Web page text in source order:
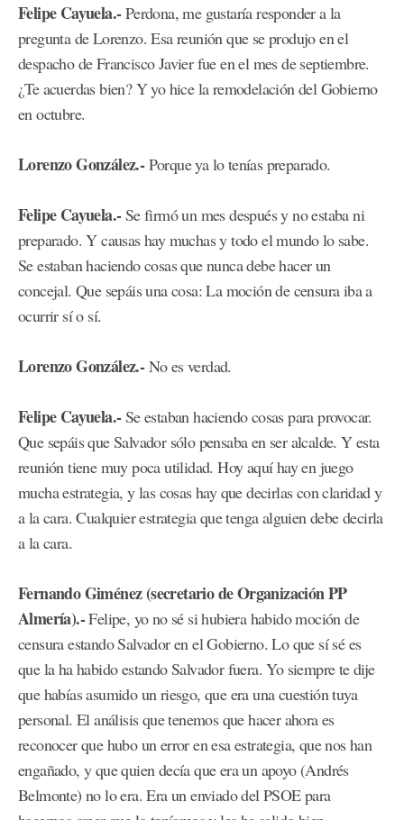
Felipe Cayuela.-Perdona, me gustaría responder a la
pregunta de Lorenzo. Esa reunión que se produjo en el
despacho de Francisco Javier fue en el mes de septiembre.
¿Te acuerdas bien? Y yo hice la remodelación del Gobierno
en octubre.
Lorenzo González.-Porque ya lo tenías preparado.
Felipe Cayuela.-Se firmó un mes después y no estaba ni
preparado. Y causas hay muchas y todo el mundo lo sabe.
Se estaban haciendo cosas que nunca debe hacer un
concejal. Que sepáis una cosa: La moción de censura iba a
ocurrir sí o sí.
Lorenzo González.-No es verdad.
Felipe Cayuela.-Se estaban haciendo cosas para provocar.
Que sepáis que Salvador sólo pensaba en ser alcalde. Y esta
reunión tiene muy poca utilidad. Hoy aquí hay en juego
mucha estrategia, y las cosas hay que decirlas con claridad y
a la cara. Cualquier estrategia que tenga alguien debe decirla
a la cara.
Fernando Giménez (secretario de Organización PP
Almería).-Felipe, yo no sé si hubiera habido moción de
censura estando Salvador en el Gobierno. Lo que sí sé es
que la ha habido estando Salvador fuera. Yo siempre te dije
que habías asumido un riesgo, que era una cuestión tuya
personal. El análisis que tenemos que hacer ahora es
reconocer que hubo un error en esa estrategia, que nos han
engañado, y que quien decía que era un apoyo (Andrés
Belmonte) no lo era. Era un enviado del PSOE para